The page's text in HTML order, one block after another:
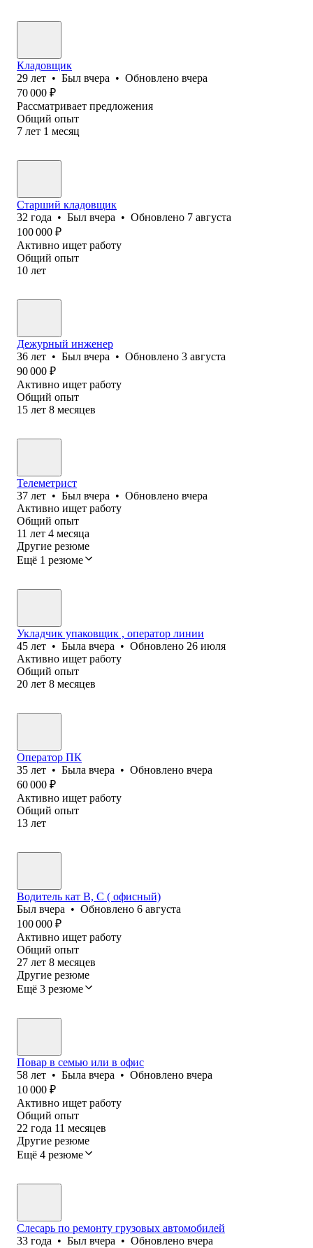
Кладовщик
29 лет • Был вчера • Обновлено вчера
70 000 ₽
Рассматривает предложения
Общий опыт
7 лет 1 месяц
Старший кладовщик
32 года • Был вчера • Обновлено 7 августа
100 000 ₽
Активно ищет работу
Общий опыт
10 лет
Дежурный инженер
36 лет • Был вчера • Обновлено 3 августа
90 000 ₽
Активно ищет работу
Общий опыт
15 лет 8 месяцев
Телеметрист
37 лет • Был вчера • Обновлено вчера
Активно ищет работу
Общий опыт
11 лет 4 месяца
Другие резюме
Ещё 1 резюме
Укладчик упаковщик , оператор линии
45 лет • Была вчера • Обновлено 26 июля
Активно ищет работу
Общий опыт
20 лет 8 месяцев
Оператор ПК
35 лет • Была вчера • Обновлено вчера
60 000 ₽
Активно ищет работу
Общий опыт
13 лет
Водитель кат В, С ( офисный)
Был вчера • Обновлено 6 августа
100 000 ₽
Активно ищет работу
Общий опыт
27 лет 8 месяцев
Другие резюме
Ещё 3 резюме
Повар в семью или в офис
58 лет • Была вчера • Обновлено вчера
10 000 ₽
Активно ищет работу
Общий опыт
22 года 11 месяцев
Другие резюме
Ещё 4 резюме
Слесарь по ремонту грузовых автомобилей
33 года • Был вчера • Обновлено вчера